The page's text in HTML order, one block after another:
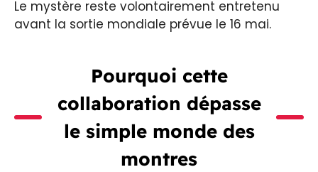
Le mystère reste volontairement entretenu
avant la sortie mondiale prévue le 16 mai.
Pourquoi cette
collaboration dépasse
le simple monde des
montres